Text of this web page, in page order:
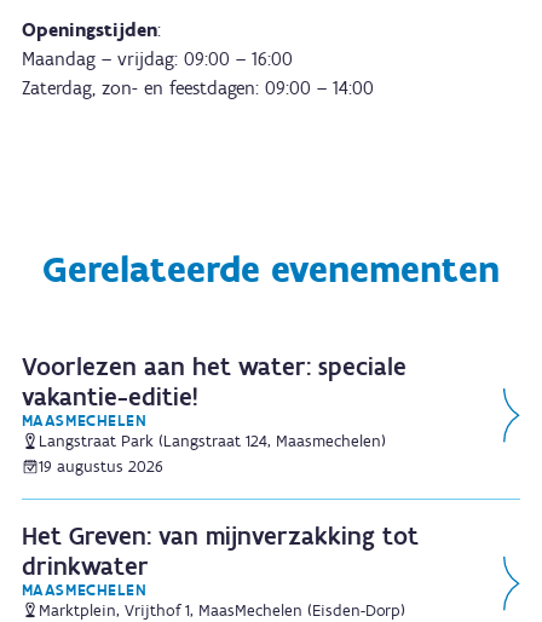
Openingstijden:
Maandag – vrijdag: 09:00 – 16:00
Zaterdag, zon- en feestdagen: 09:00 – 14:00
Gerelateerde evenementen
MAASMECHELEN
19 augustus 2026
Langstraat Park (Langstraat 124, Maasmechelen)
Voorlezen aan het water: speciale
vakantie-editie!
MAASMECHELEN
Marktplein, Vrijthof 1, MaasMechelen (Eisden-Dorp)
Het Greven: van mijnverzakking tot
drinkwater